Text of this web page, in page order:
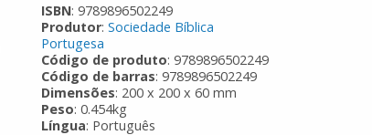
ISBN: 9789896502249
Produtor:Sociedade Bíblica
Portugesa
Código de produto: 9789896502249
Código de barras: 9789896502249
Dimensões: 200 x 200 x 60 mm
Peso: 0.454kg
Língua: Português